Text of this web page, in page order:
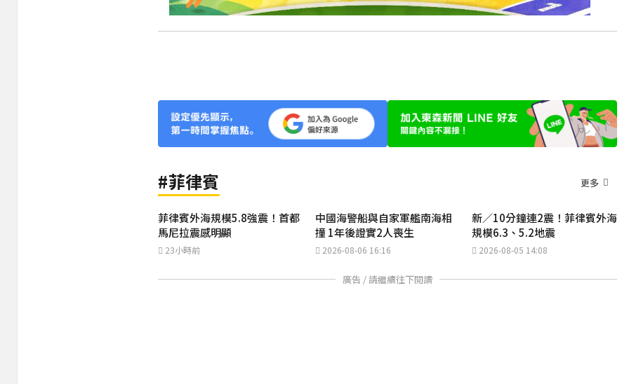
#菲律賓 更多
菲律賓外海規模5.8強震！首都
馬尼拉震感明顯
23小時前
中國海警船與自家軍艦南海相
撞 1年後證實2人喪生
2026-08-06 16:16
新／10分鐘連2震！菲律賓外海
規模6.3、5.2地震
2026-08-05 14:08
廣告 / 請繼續往下閱讀